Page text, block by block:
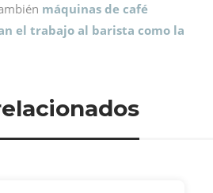
máquinas de café
el trabajo al barista como la